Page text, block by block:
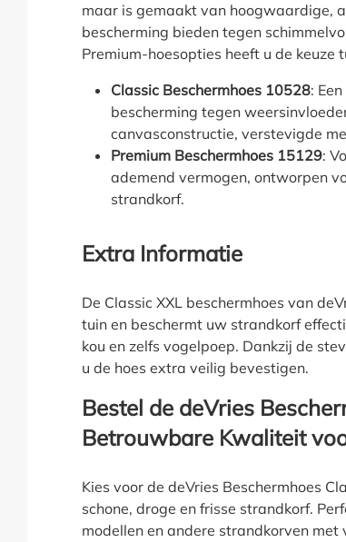
maar is gemaakt van hoogwaardige,
bescherming bieden tegen
Premium-hoesopties heeft u de keuze
Classic Beschermhoes 10528:
bescherming tegen
canvasconstructie, verstevigde
Premium Beschermhoes 15129:
ademend vermogen, ontworpen
strandkorf.
Extra Informatie
De Classic XXL beschermhoes van
tuin en beschermt uw strandkorf
kou en zelfs vogelpoep. Dankzij de
u de hoes extra veilig bevestigen.
Bestel de deVries
Betrouwbare Kwaliteit
Kies voor de deVries Beschermhoes
schone, droge en frisse strandkorf.
modellen en andere strandkorven